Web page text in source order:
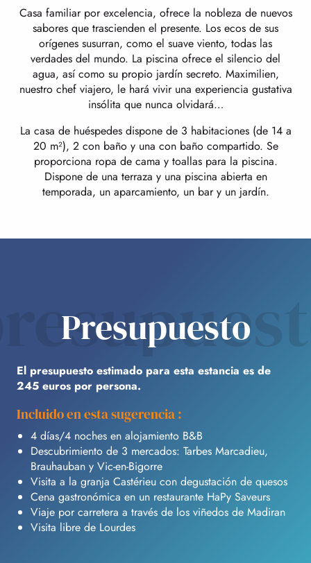
Casa familiar por excelencia, ofrece la nobleza de nuevos
sabores que trascienden el presente. Los ecos de sus
orígenes susurran, como el suave viento, todas las
verdades del mundo. La piscina ofrece el silencio del
agua, así como su propio jardín secreto. Maximilien,
nuestro chef viajero, le hará vivir una experiencia gustativa
insólita que nunca olvidará…
La casa de huéspedes dispone de 3 habitaciones (de 14 a
20 m²), 2 con baño y una con baño compartido. Se
proporciona ropa de cama y toallas para la piscina.
Dispone de una terraza y una piscina abierta en
temporada, un aparcamiento, un bar y un jardín.
Presupuesto
El presupuesto estimado para esta estancia es de
245 euros por persona.
Incluido en esta sugerencia :
4 días/4 noches en alojamiento B&B
Descubrimiento de 3 mercados: Tarbes Marcadieu,
Brauhauban y Vic-en-Bigorre
Visita a la granja Castérieu con degustación de quesos
Cena gastronómica en un restaurante HaPy Saveurs
Viaje por carretera a través de los viñedos de Madiran
Visita libre de Lourdes